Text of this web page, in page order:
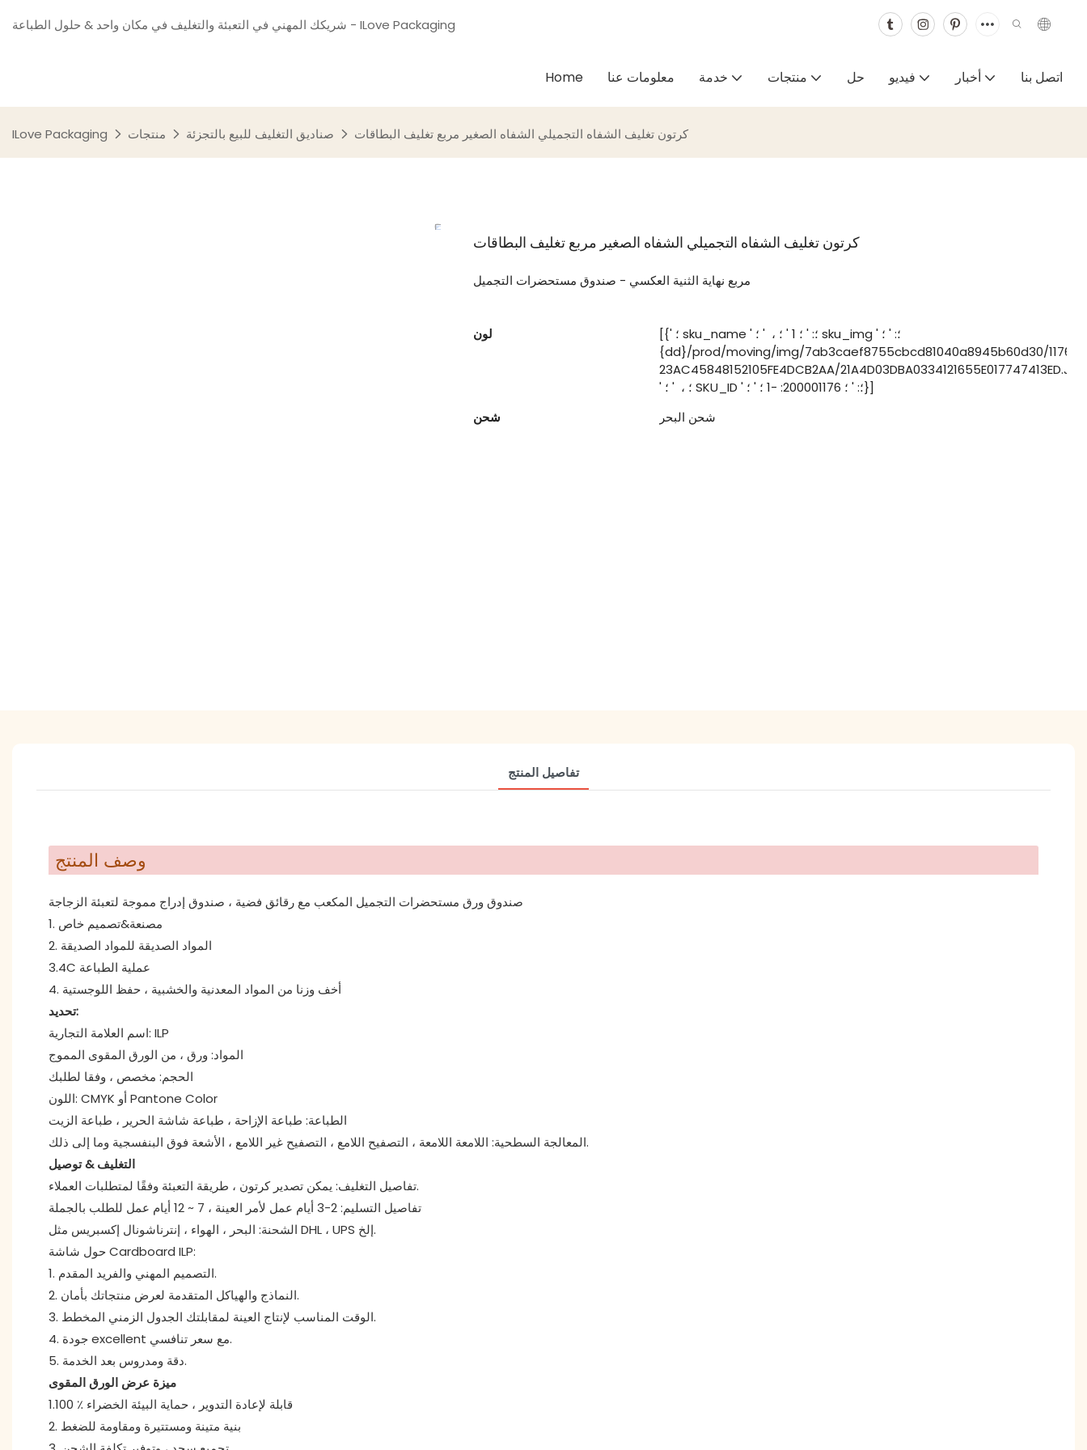
شريكك المهني في التعبئة والتغليف في مكان واحد & حلول الطباعة - ILove Packaging
Home معلومات عنا خدمة منتجات حل فيديو أخبار اتصل بنا
ILove Packaging منتجات صناديق التغليف للبيع بالتجزئة كرتون تغليف الشفاه التجميلي الشفاه الصغير مربع تغليف البطاقات
كرتون تغليف الشفاه التجميلي الشفاه الصغير مربع تغليف البطاقات
مربع نهاية الثنية العكسي - صندوق مستحضرات التجميل
لون
[{' ؛ sku_name ' ؛: ' ؛ 1 ' ؛ ، ' ؛ sku_img ' ؛: ' ؛
{dd}/prod/moving/img/7ab3caef8755cbcd81040a8945b60d30/
23AC45848152105FE4DCB2AA/21A4D03DBA0334121655E017747413ED.JPG
' ؛ ، ' ؛ SKU_ID ' ؛: ' ؛ 200001176: -1 ؛ ' ؛}]
شحن
شحن البحر
تفاصيل المنتج
وصف المنتج
صندوق ورق مستحضرات التجميل المكعب مع رقائق فضية ، صندوق إدراج مموجة لتعبئة الزجاجة
1. مصنعة&تصميم خاص
2. المواد الصديقة للمواد الصديقة
3.4C عملية الطباعة
4. أخف وزنا من المواد المعدنية والخشبية ، حفظ اللوجستية
تحديد:
اسم العلامة التجارية: ILP
المواد: ورق ، من الورق المقوى المموج
الحجم: مخصص ، وفقا لطلبك
اللون: CMYK أو Pantone Color
الطباعة: طباعة الإزاحة ، طباعة شاشة الحرير ، طباعة الزيت
المعالجة السطحية: اللامعة اللامعة ، التصفيح اللامع ، التصفيح غير اللامع ، الأشعة فوق البنفسجية وما إلى ذلك.
التغليف & توصيل
تفاصيل التغليف: يمكن تصدير كرتون ، طريقة التعبئة وفقًا لمتطلبات العملاء.
تفاصيل التسليم: 2-3 أيام عمل لأمر العينة ، 7 ~ 12 أيام عمل للطلب بالجملة
الشحنة: البحر ، الهواء ، إنترناشونال إكسبريس مثل DHL ، UPS إلخ.
حول شاشة Cardboard ILP:
1. التصميم المهني والفريد المقدم.
2. النماذج والهياكل المتقدمة لعرض منتجاتك بأمان.
3. الوقت المناسب لإنتاج العينة لمقابلتك الجدول الزمني المخطط.
4. جودة excellent مع سعر تنافسي.
5. دقة ومدروس بعد الخدمة.
ميزة عرض الورق المقوى
1.100 ٪ قابلة لإعادة التدوير ، حماية البيئة الخضراء
2. بنية متينة ومستتيرة ومقاومة للضغط